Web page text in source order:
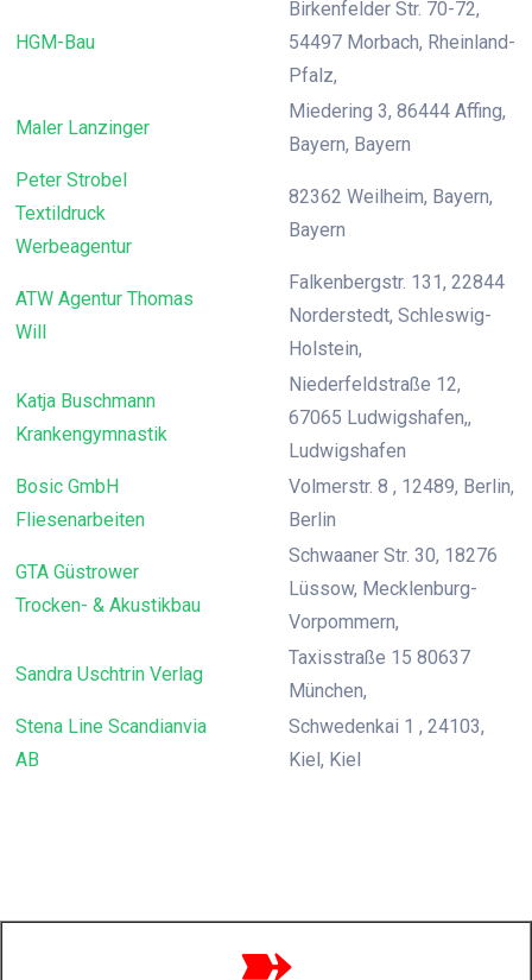
HGM-Bau
Birkenfelder Str. 70-72,
54497 Morbach, Rheinland-
Pfalz,
Maler Lanzinger
Miedering 3, 86444 Affing,
Bayern, Bayern
Peter Strobel
Textildruck
Werbeagentur
82362 Weilheim, Bayern,
Bayern
ATW Agentur Thomas
Will
Falkenbergstr. 131, 22844
Norderstedt, Schleswig-
Holstein,
Katja Buschmann
Krankengymnastik
Niederfeldstraße 12,
67065 Ludwigshafen,,
Ludwigshafen
Bosic GmbH
Fliesenarbeiten
Volmerstr. 8 , 12489, Berlin,
Berlin
GTA Güstrower
Trocken- & Akustikbau
Schwaaner Str. 30, 18276
Lüssow, Mecklenburg-
Vorpommern,
Sandra Uschtrin Verlag
Taxisstraße 15 80637
München,
Stena Line Scandianvia
AB
Schwedenkai 1 , 24103,
Kiel, Kiel